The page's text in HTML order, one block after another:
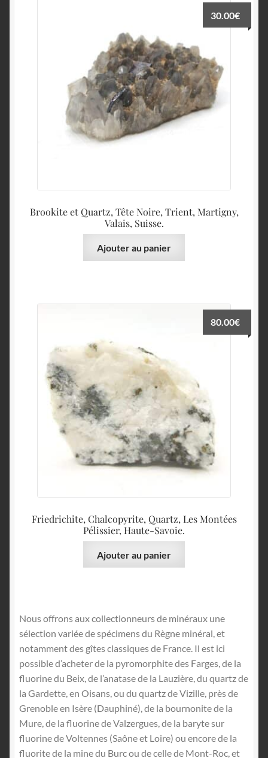
Brookite et Quartz, Tête Noire, Trient, Martigny,
Valais, Suisse.
30.00€
Ajouter au panier
Friedrichite, Chalcopyrite, Quartz, Les Montées
Pélissier, Haute-Savoie.
80.00€
Ajouter au panier
Nous offrons aux collectionneurs de minéraux une
sélection variée de spécimens du Règne minéral, et
notamment des gîtes classiques de France. Il est ici
possible d’acheter de la pyromorphite des Farges, de la
fluorine du Beix, de l’anatase de la Lauzière, du quartz de
la Gardette, en Oisans, ou du quartz de Vizille, près de
Grenoble en Isère (Dauphiné), de la bournonite de la
Mure, de la fluorine de Valzergues, de la baryte sur
fluorine de Voltennes (Saône et Loire) ou encore de la
fluorite de la mine du Burc ou de celle de Mont-Roc, et